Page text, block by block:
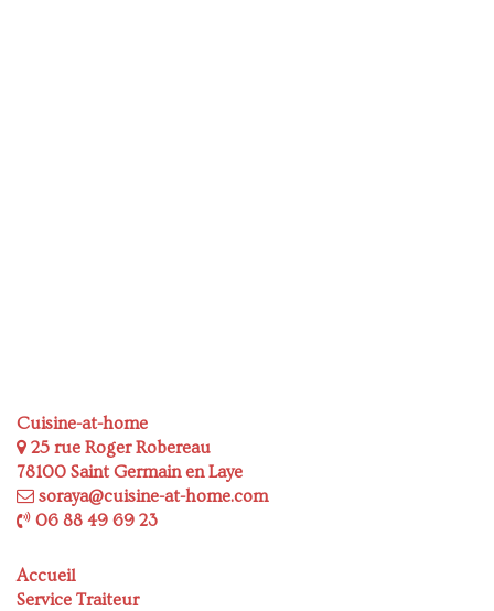
Cuisine-at-home
25 rue Roger Robereau
78100 Saint Germain en Laye
soraya@cuisine-at-home.com
06 88 49 69 23
Accueil
Service Traiteur